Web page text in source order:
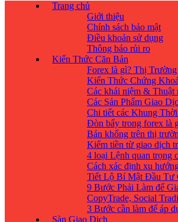
Trang chủ
Giới thiệu
Chính sách bảo mật
Điều khoản sử dụng
Thông báo rủi ro
Kiến Thức Căn Bản
Forex là gì? Thị
Kiến Thức Chứng
Các khái niệm & Thuật
Các Sản Phẩm Giao
Chi tiết các Khung
Đòn bẩy trong forex là
Bán khống trên thị
Kiếm tiền từ giao dịch
4 loại Lệnh quan trọng
Cách xác định xu
Tiết Lộ Bí Mật Đầu Tư
9 Bước Phải Làm để
CopyTrade, Social
3 Bước cần làm để áp
Sàn Giao Dịch